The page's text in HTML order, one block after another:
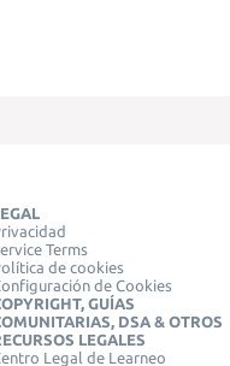
Terms
de cookies
de Cookies
GUÍAS
DSA & OTROS
LEGALES
Legal de Learneo